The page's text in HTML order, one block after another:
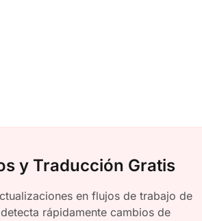
y Traducción Gratis
en flujos de trabajo de
rápidamente cambios de